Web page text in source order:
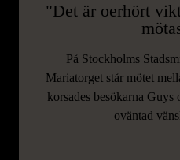
"Det är oerhört
På Stockholms
Mariatorget står mötet
korsades besökarna Guys
oväntad